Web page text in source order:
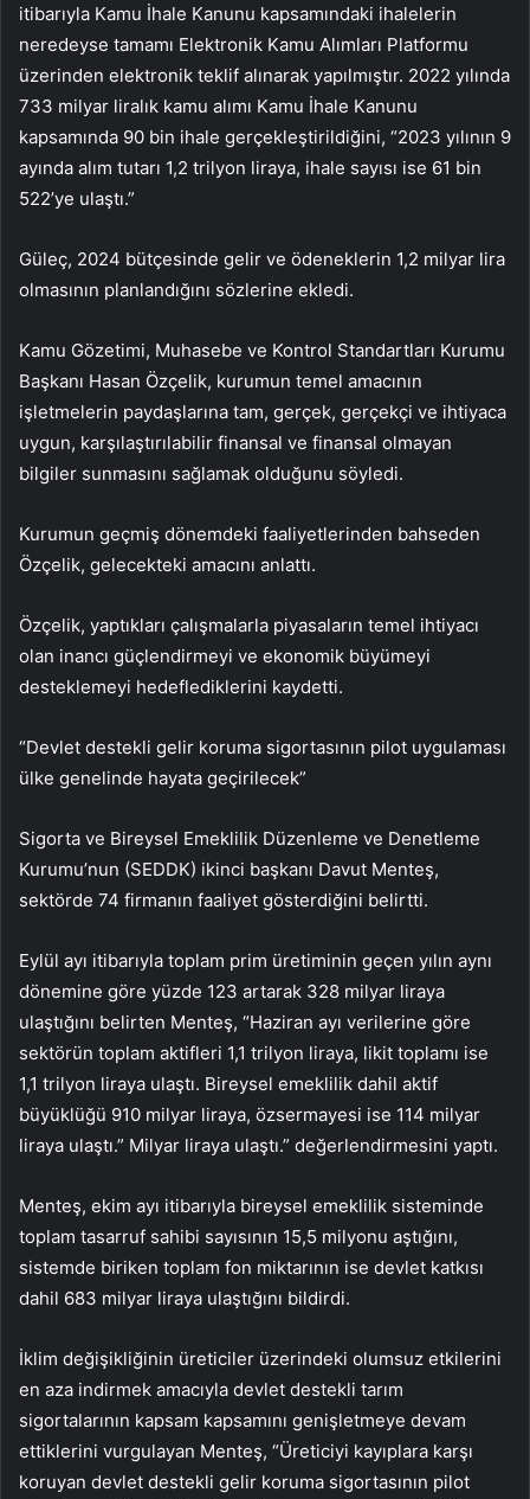
itibarıyla Kamu İhale Kanunu kapsamındaki ihalelerin
neredeyse tamamı Elektronik Kamu Alımları Platformu
üzerinden elektronik teklif alınarak yapılmıştır. 2022 yılında
733 milyar liralık kamu alımı Kamu İhale Kanunu
kapsamında 90 bin ihale gerçekleştirildiğini, “2023 yılının 9
ayında alım tutarı 1,2 trilyon liraya, ihale sayısı ise 61 bin
522’ye ulaştı.”
Güleç, 2024 bütçesinde gelir ve ödeneklerin 1,2 milyar lira
olmasının planlandığını sözlerine ekledi.
Kamu Gözetimi, Muhasebe ve Kontrol Standartları Kurumu
Başkanı Hasan Özçelik, kurumun temel amacının
işletmelerin paydaşlarına tam, gerçek, gerçekçi ve ihtiyaca
uygun, karşılaştırılabilir finansal ve finansal olmayan
bilgiler sunmasını sağlamak olduğunu söyledi.
Kurumun geçmiş dönemdeki faaliyetlerinden bahseden
Özçelik, gelecekteki amacını anlattı.
Özçelik, yaptıkları çalışmalarla piyasaların temel ihtiyacı
olan inancı güçlendirmeyi ve ekonomik büyümeyi
desteklemeyi hedeflediklerini kaydetti.
“Devlet destekli gelir koruma sigortasının pilot uygulaması
ülke genelinde hayata geçirilecek”
Sigorta ve Bireysel Emeklilik Düzenleme ve Denetleme
Kurumu’nun (SEDDK) ikinci başkanı Davut Menteş,
sektörde 74 firmanın faaliyet gösterdiğini belirtti.
Eylül ayı itibarıyla toplam prim üretiminin geçen yılın aynı
dönemine göre yüzde 123 artarak 328 milyar liraya
ulaştığını belirten Menteş, “Haziran ayı verilerine göre
sektörün toplam aktifleri 1,1 trilyon liraya, likit toplamı ise
1,1 trilyon liraya ulaştı. Bireysel emeklilik dahil aktif
büyüklüğü 910 milyar liraya, özsermayesi ise 114 milyar
liraya ulaştı.” Milyar liraya ulaştı.” değerlendirmesini yaptı.
Menteş, ekim ayı itibarıyla bireysel emeklilik sisteminde
toplam tasarruf sahibi sayısının 15,5 milyonu aştığını,
sistemde biriken toplam fon miktarının ise devlet katkısı
dahil 683 milyar liraya ulaştığını bildirdi.
İklim değişikliğinin üreticiler üzerindeki olumsuz etkilerini
en aza indirmek amacıyla devlet destekli tarım
sigortalarının kapsam kapsamını genişletmeye devam
ettiklerini vurgulayan Menteş, “Üreticiyi kayıplara karşı
koruyan devlet destekli gelir koruma sigortasının pilot